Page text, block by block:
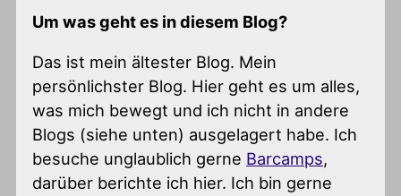
Um was geht es in diesem Blog?
Das ist mein ältester Blog. Mein
persönlichster Blog. Hier geht es um alles,
was mich bewegt und ich nicht in andere
Blogs (siehe unten) ausgelagert habe. Ich
besuche unglaublich gerne Barcamps,
darüber berichte ich hier. Ich bin gerne